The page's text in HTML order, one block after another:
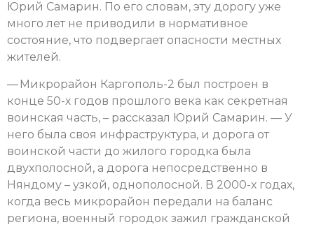
Юрий Самарин. По его словам, эту дорогу уже
много лет не приводили в нормативное
состояние, что подвергает опасности местных
жителей.
— Микрорайон Каргополь-2 был построен в
конце 50-х годов прошлого века как секретная
воинская часть, – рассказал Юрий Самарин. — У
него была своя инфраструктура, и дорога от
воинской части до жилого городка была
двухполосной, а дорога непосредственно в
Няндому – узкой, однополосной. В 2000-х годах,
когда весь микрорайон передали на баланс
региона, военный городок зажил гражданской